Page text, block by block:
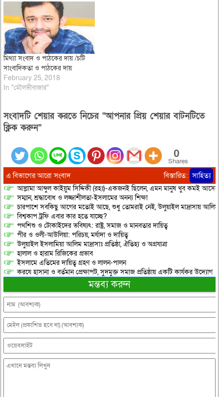
প্রসঙ্গে আলোকপাত করবো। ভূমিকা
না টেনে মুল কথায় চলে আসি। কলাম-
নিবন্ধ, কিম্বা নিউজ বা…
মিথ্যা সংবাদ ও পাঠকের দায় /চটি
সাংবাদিকতা ও পাঠকের দায়
February 25, 2018
In "মৌলভীবাজার"
সংবাদটি শেয়ার করতে নিচের “আপনার প্রিয় শেয়ার বাটনটিতে
ক্লিক করুন”
0
Shares
এ বিভাগের আরো সংবাদ বিস্তারিত: সাহিত্য
আল্লামা আব্দুল কাইয়ুম সিদ্দিকী (রহঃ)-একজনই ছিলেন, এমন মানুষ খুব কমই আসেন
সম্মান, শ্রদ্ধাবোধ ও লজ্জাশীলতা-ইসলামের অনন্য শিক্ষা
চারপাশে সবকিছু আগের মতোই আছে, শুধু তোমরাই নেই, উলুয়াইল মাদ্রাসায় আলিম
বিশ্বকাপ ট্রফি এবার কার হতে যাচ্ছে?
পথশিশু ও টোকাইদের ভবিষ্যৎ: রাষ্ট্র, সমাজ ও মানবতার দায়িত্ব
পীর ও ওলী-আউলিয়া: পরিচয়, মর্যাদা ও দায়িত্ব
উলুয়াইল ইসলামিয়া আলিম মাদ্রাসাঃ প্রতিষ্ঠা, ঐতিহ্য ও অগ্রযাত্রা
হালাল ও হারাম রিজিকের প্রভাব
ইসলামে এতিমের দায়িত্ব গ্রহণ ও লালন-পালন
করযে হাসানা ও বর্তমান প্রেক্ষাপট, সুদমুক্ত সমাজ প্রতিষ্ঠায় একটি কার্যকর উদ্যোগ
মন্তব্য করুন